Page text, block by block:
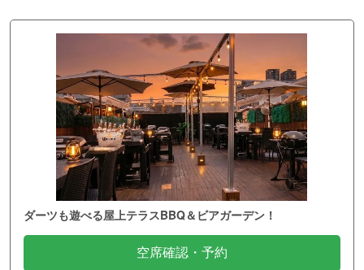
ダーツも遊べる屋上テラスBBQ＆ビアガーデン！
空席確認・予約